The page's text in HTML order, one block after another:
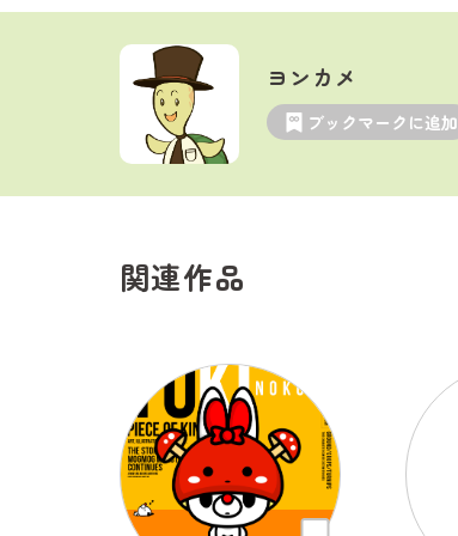
ヨンカメ
ブックマークに追加
関連作品